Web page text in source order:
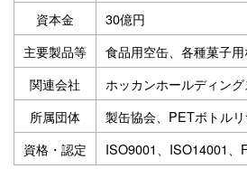
資本金
30億円
主要製品等
食品用空缶、各種菓子
関連会社
ホッカンホールディン
所属団体
製缶協会、PETボトル
資格・認定
ISO9001、ISO14001、